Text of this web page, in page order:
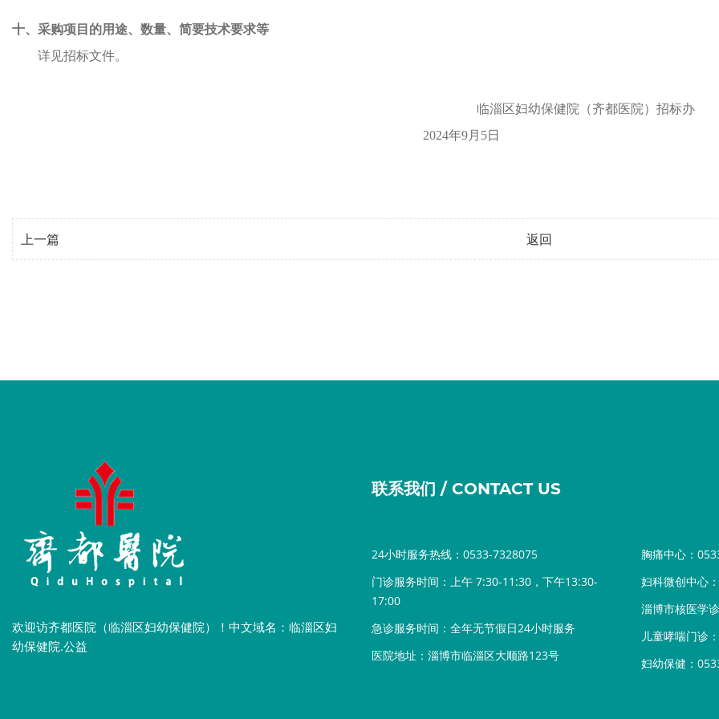
十、采购项目的用途、数量、简要技术要求等
详见招标文件。
临淄区妇幼保健院（齐都医院）招标办
2024年9月 5日
上一篇 返回
欢迎访齐都医院（临淄区妇幼保健院）！中文域名：临淄区妇
幼保健院.公益
联系我们 / CONTACT US
24小时服务热线：0533-7328075
门诊服务时间：上午 7:30-11:30，下午13:30-
17:00
急诊服务时间：全年无节假日24小时服务
医院地址：淄博市临淄区大顺路123号
胸痛中心：
妇科微创中心
淄博市核医学
儿童哮喘门诊
妇幼保健：